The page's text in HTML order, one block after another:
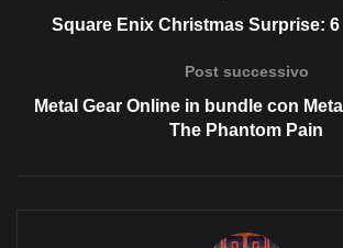
Square Enix Christmas Surprise: 6
Post successivo
Metal Gear Online in bundle con
The Phantom Pain